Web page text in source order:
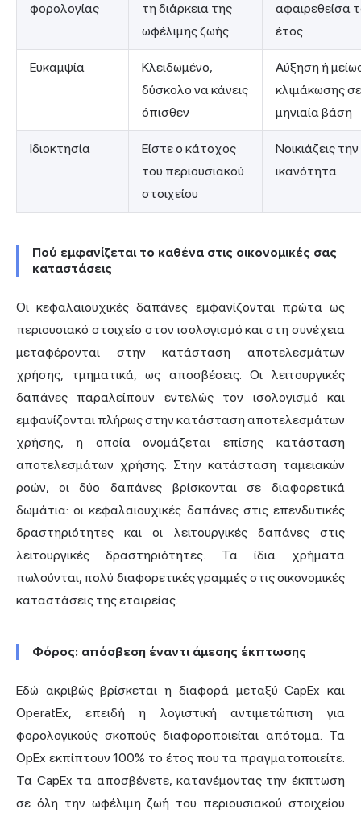
φορολογίας
τη διάρκεια της
ωφέλιμης ζωής
αφαιρεθείσα
έτος
Ευκαμψία
Κλειδωμένο,
δύσκολο να κάνεις
όπισθεν
Αύξηση ή
κλιμάκωσης σε
μηνιαία βάση
Ιδιοκτησία
Είστε ο κάτοχος
του περιουσιακού
στοιχείου
Νοικιάζεις την
ικανότητα
Πού εμφανίζεται το καθένα στις οικονομικές σας
καταστάσεις
Οι κεφαλαιουχικές δαπάνες εμφανίζονται πρώτα ως
περιουσιακό στοιχείο στον ισολογισμό και στη συνέχεια
μεταφέρονται στην κατάσταση αποτελεσμάτων
χρήσης, τμηματικά, ως αποσβέσεις. Οι λειτουργικές
δαπάνες παραλείπουν εντελώς τον ισολογισμό και
εμφανίζονται πλήρως στην κατάσταση αποτελεσμάτων
χρήσης, η οποία ονομάζεται επίσης κατάσταση
αποτελεσμάτων χρήσης. Στην κατάσταση ταμειακών
ροών, οι δύο δαπάνες βρίσκονται σε διαφορετικά
δωμάτια: οι κεφαλαιουχικές δαπάνες στις επενδυτικές
δραστηριότητες και οι λειτουργικές δαπάνες στις
λειτουργικές δραστηριότητες. Τα ίδια χρήματα
πωλούνται, πολύ διαφορετικές γραμμές στις οικονομικές
καταστάσεις της εταιρείας.
Φόρος: απόσβεση έναντι άμεσης έκπτωσης
Εδώ ακριβώς βρίσκεται η διαφορά μεταξύ CapEx και
OperatEx, επειδή η λογιστική αντιμετώπιση για
φορολογικούς σκοπούς διαφοροποιείται απότομα. Τα
OpEx εκπίπτουν 100% το έτος που τα πραγματοποιείτε.
Τα CapEx τα αποσβένετε, κατανέμοντας την έκπτωση
σε όλη την ωφέλιμη ζωή του περιουσιακού στοιχείου